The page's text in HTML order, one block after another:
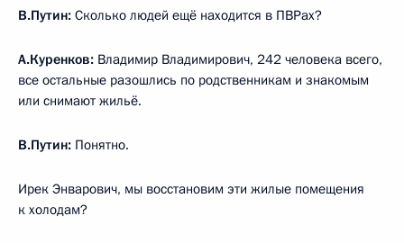
В.Путин: Сколько людей ещё находится в ПВРах?
А.Куренков: Владимир Владимирович, 242 человека всего,
все остальные разошлись по родственникам и знакомым
или снимают жильё.
В.Путин: Понятно.
Ирек Энварович, мы восстановим эти жилые помещения
к холодам?